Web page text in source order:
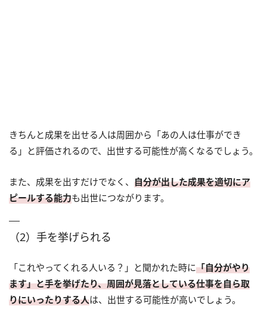
きちんと成果を出せる人は周囲から「あの人は仕事ができ
る」と評価されるので、出世する可能性が高くなるでしょう。
また、成果を出すだけでなく、 自分が出した成果を適切にア
ピールする能力も出世につながります。
（2）手を挙げられる
「これやってくれる人いる？」と聞かれた時に「自分がやり
ます」と手を挙げたり、周囲が見落としている仕事を自ら取
りにいったりする人は、出世する可能性が高いでしょう。